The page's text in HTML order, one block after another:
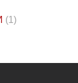
(1)